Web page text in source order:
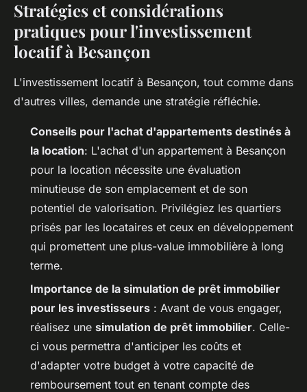
Stratégies et considérations
pratiques pour l'investissement
locatif à Besançon
L'investissement locatif à Besançon, tout comme dans
d'autres villes, demande une stratégie réfléchie.
Conseils pour l'achat d'appartements destinés à
la location: L'achat d'un appartement à Besançon
pour la location nécessite une évaluation
minutieuse de son emplacement et de son
potentiel de valorisation. Privilégiez les quartiers
prisés par les locataires et ceux en développement
qui promettent une plus-value immobilière à long
terme.
Importance de la simulation de prêt immobilier
pour les investisseurs : Avant de vous engager,
réalisez une simulation de prêt immobilier. Celle-
ci vous permettra d'anticiper les coûts et
d'adapter votre budget à votre capacité de
remboursement tout en tenant compte des